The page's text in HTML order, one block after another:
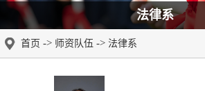
法律系
首页 -> 师资队伍 -> 法律系